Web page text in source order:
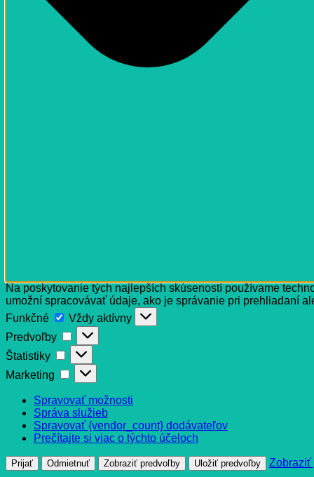
Na poskytovanie tých najlepších skúseností používame
umožní spracovávať údaje, ako je správanie pri prehliadaní
Funkčné
Funkčné
Vždy aktívny
Predvoľby
Predvoľby
Štatistiky Štatistiky
Marketing Marketing
Spravovať možnosti
Správa služieb
Spravovať {vendor_count} dodávateľov
Prečítajte si viac o týchto účeloch
Prijať Odmietnuť Zobraziť predvoľby Uložiť predvoľby Zobraziť